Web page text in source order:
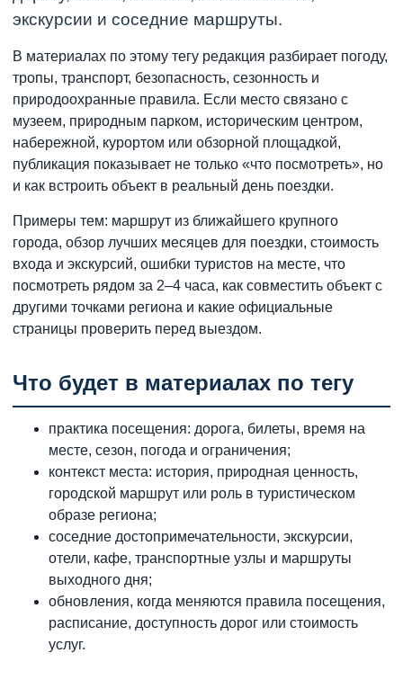
экскурсии и соседние маршруты.
В материалах по этому тегу редакция разбирает погоду,
тропы, транспорт, безопасность, сезонность и
природоохранные правила. Если место связано с
музеем, природным парком, историческим центром,
набережной, курортом или обзорной площадкой,
публикация показывает не только «что посмотреть», но
и как встроить объект в реальный день поездки.
Примеры тем: маршрут из ближайшего крупного
города, обзор лучших месяцев для поездки, стоимость
входа и экскурсий, ошибки туристов на месте, что
посмотреть рядом за 2–4 часа, как совместить объект с
другими точками региона и какие официальные
страницы проверить перед выездом.
Что будет в материалах по тегу
практика посещения: дорога, билеты, время на
месте, сезон, погода и ограничения;
контекст места: история, природная ценность,
городской маршрут или роль в туристическом
образе региона;
соседние достопримечательности, экскурсии,
отели, кафе, транспортные узлы и маршруты
выходного дня;
обновления, когда меняются правила посещения,
расписание, доступность дорог или стоимость
услуг.